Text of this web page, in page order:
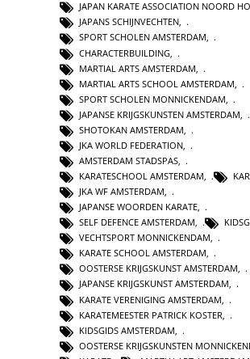
JAPAN KARATE ASSOCIATION NOORD
JAPANS SCHIJNVECHTEN,
SPORT SCHOLEN AMSTERDAM,
CHARACTERBUILDING
MARTIAL ARTS AMSTERDAM
MARTIAL ARTS SCHOOL AMSTERDAM
SPORT SCHOLEN MONNICKENDAM
JAPANSE KRIJGSKUNSTEN AMSTERDAM
SHOTOKAN AMSTERDAM
JKA WORLD FEDERATION
AMSTERDAM STADSPAS
KARATESCHOOL AMSTERDAM,
JKA WF AMSTERDAM,
JAPANSE WOORDEN KARATE,
SELF DEFENCE AMSTERDAM,
VECHTSPORT MONNICKENDAM,
KARATE SCHOOL AMSTERDAM,
OOSTERSE KRIJGSKUNST AMSTERDAM,
JAPANSE KRIJGSKUNST AMSTERDAM,
KARATE VERENIGING AMSTERDAM
KARATEMEESTER PATRICK KOSTER
KIDSGIDS AMSTERDAM
OOSTERSE KRIJGSKUNSTEN